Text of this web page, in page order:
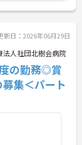
新日：2026年06月29日
法人社団北樹会病院
の勤務◎賞
集＜パート